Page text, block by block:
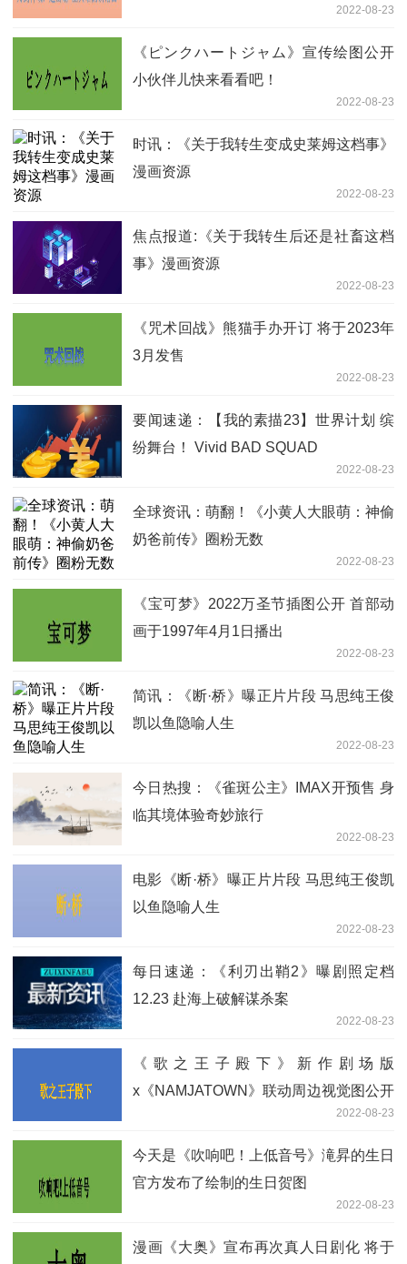
2022-08-23
《ピンクハートジャム》宣传绘图公开
小伙伴儿快来看看吧！
2022-08-23
时讯：《关于我转生变成史莱姆这档事》
漫画资源
2022-08-23
焦点报道:《关于我转生后还是社畜这档
事》漫画资源
2022-08-23
《咒术回战》熊猫手办开订 将于2023年
3月发售
2022-08-23
要闻速递：【我的素描23】世界计划 缤
纷舞台！ Vivid BAD SQUAD
2022-08-23
全球资讯：萌翻！《小黄人大眼萌：神偷
奶爸前传》圈粉无数
2022-08-23
《宝可梦》2022万圣节插图公开 首部动
画于1997年4月1日播出
2022-08-23
简讯：《断·桥》曝正片片段 马思纯王俊
凯以鱼隐喻人生
2022-08-23
今日热搜：《雀斑公主》IMAX开预售 身
临其境体验奇妙旅行
2022-08-23
电影《断·桥》曝正片片段 马思纯王俊凯
以鱼隐喻人生
2022-08-23
每日速递：《利刃出鞘2》曝剧照定档
12.23 赴海上破解谋杀案
2022-08-23
《歌之王子殿下》新作剧场版
x《NAMJATOWN》联动周边视觉图公开
2022-08-23
今天是《吹响吧！上低音号》滝昇的生日
官方发布了绘制的生日贺图
2022-08-23
漫画《大奥》宣布再次真人日剧化 将于